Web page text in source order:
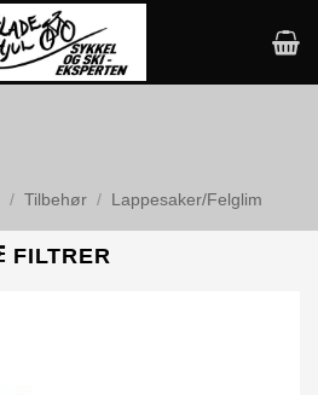
/ Tilbehør / Lappesaker/Felglim
FILTRER